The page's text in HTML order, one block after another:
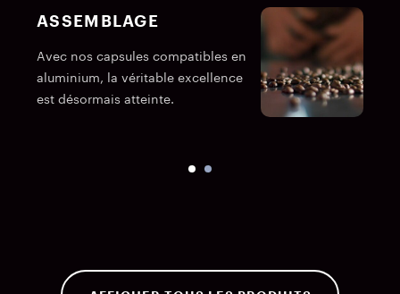
ASSEMBLAGE
Avec nos capsules compatibles en
aluminium, la véritable excellence
est désormais atteinte.